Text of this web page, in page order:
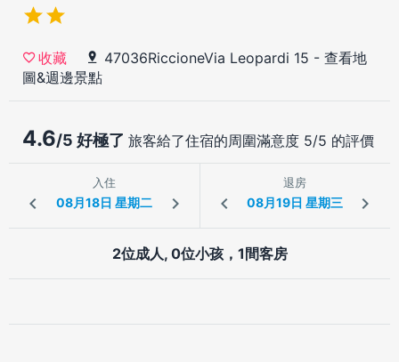
收藏 47036RiccioneVia Leopardi 15 - 查看地
圖&週邊景點
4.6/5 好極了 旅客給了住宿的周圍滿意度 5/5 的評價
入住 退房
2位成人, 0位小孩，1間客房